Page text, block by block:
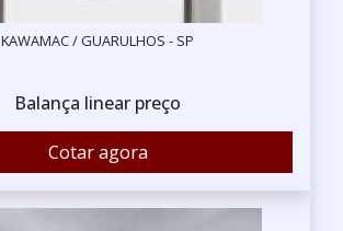
KAWAMAC / GUARULHOS - SP
Balança linear preço
Cotar agora